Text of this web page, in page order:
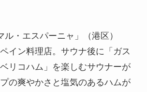
・エスパーニャ」（港区）
イン料理店。サウナ後に「ガス
リコハム」を楽しむサウナーが
の爽やかさと塩気のあるハムが